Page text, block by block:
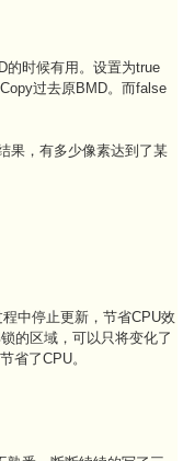
的时候有用。设置为true
过去原BMD。而false
果，有多少像素达到了某
中停止更新，节省CPU效
的区域，可以只将变化了
省了CPU。